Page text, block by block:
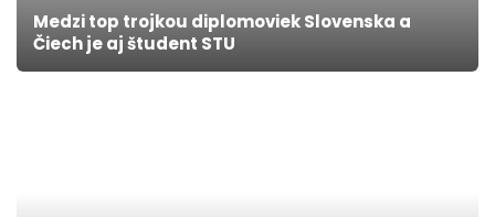
Medzi top trojkou diplomoviek Slovenska a
Čiech je aj študent STU